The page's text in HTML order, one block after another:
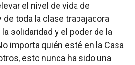
el nivel de vida de
toda la clase trabajadora
solidaridad y el poder de la
importa quién esté en la Casa
esto nunca ha sido una